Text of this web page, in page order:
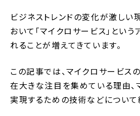
ビジネストレンドの変化が激しい
おいて「マイクロサービス」とい
れることが増えてきています。
この記事では、マイクロサービス
在大きな注目を集めている理由、
実現するための技術などについて